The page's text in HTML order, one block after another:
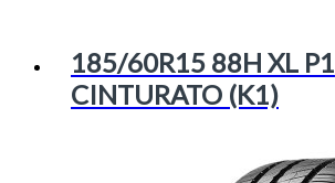
185/60R15 88H XL P1
CINTURATO (K1)